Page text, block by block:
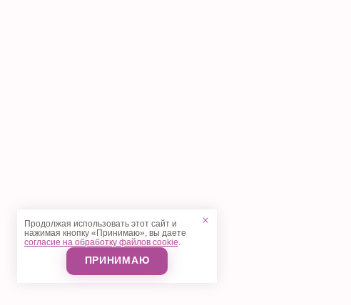
Продолжая использовать этот сайт и
нажимая кнопку «Принимаю», вы даете
согласие на обработку файлов cookie.
ПРИНИМАЮ